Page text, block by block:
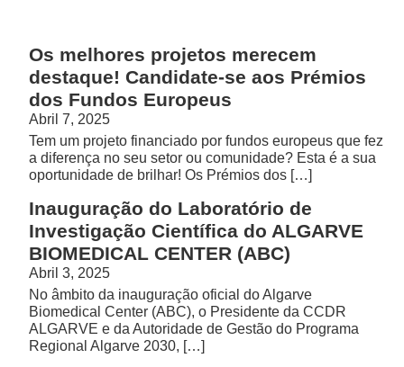
Os melhores projetos merecem
destaque! Candidate-se aos Prémios
dos Fundos Europeus
Abril 7, 2025
Tem um projeto financiado por fundos europeus que fez
a diferença no seu setor ou comunidade? Esta é a sua
oportunidade de brilhar! Os Prémios dos […]
Inauguração do Laboratório de
Investigação Científica do ALGARVE
BIOMEDICAL CENTER (ABC)
Abril 3, 2025
No âmbito da inauguração oficial do Algarve
Biomedical Center (ABC), o Presidente da CCDR
ALGARVE e da Autoridade de Gestão do Programa
Regional Algarve 2030, […]